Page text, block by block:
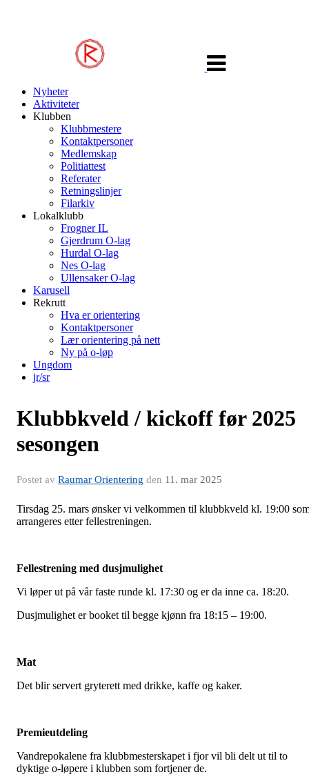
navigasjon
Nyheter
Aktiviteter
Klubben
Klubbmestere
Kontaktpersoner
Medlemskap
Politiattest
Referater
Retningslinjer
Filarkiv
Lokalklubb
Frogner IL
Gjerdrum O-lag
Hurdal O-lag
Nes O-lag
Ullensaker O-lag
Karusell
Rekrutt
Hva er orientering
Kontaktpersoner
Lær orientering på nett
Ny på o-løp
Ungdom
jr/sr
Klubbkveld / kickoff før 2025
sesongen
Postet av Raumar Orientering den 11. mar 2025
Tirsdag 25. mars ønsker vi velkommen til klubbkveld kl. 19:00
arrangeres etter fellestreningen.
Fellestrening med dusjmulighet
Vi løper ut på vår faste runde kl. 17:30 og er da inne ca. 18:20.
Dusjmulighet er booket til begge kjønn fra 18:15 – 19:00.
Mat
Det blir servert gryterett med drikke, kaffe og kaker.
Premieutdeling
Vandrepokalene fra klubbmesterskapet i fjor vil bli delt ut til to
dyktige o-løpere i klubben som fortjener de.